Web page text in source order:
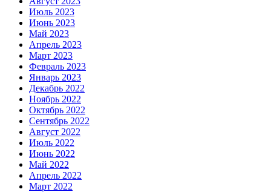
Июль 2023
Июнь 2023
Май 2023
Апрель 2023
Март 2023
Февраль 2023
Январь 2023
Декабрь 2022
Ноябрь 2022
Октябрь 2022
Сентябрь 2022
Август 2022
Июль 2022
Июнь 2022
Май 2022
Апрель 2022
Март 2022